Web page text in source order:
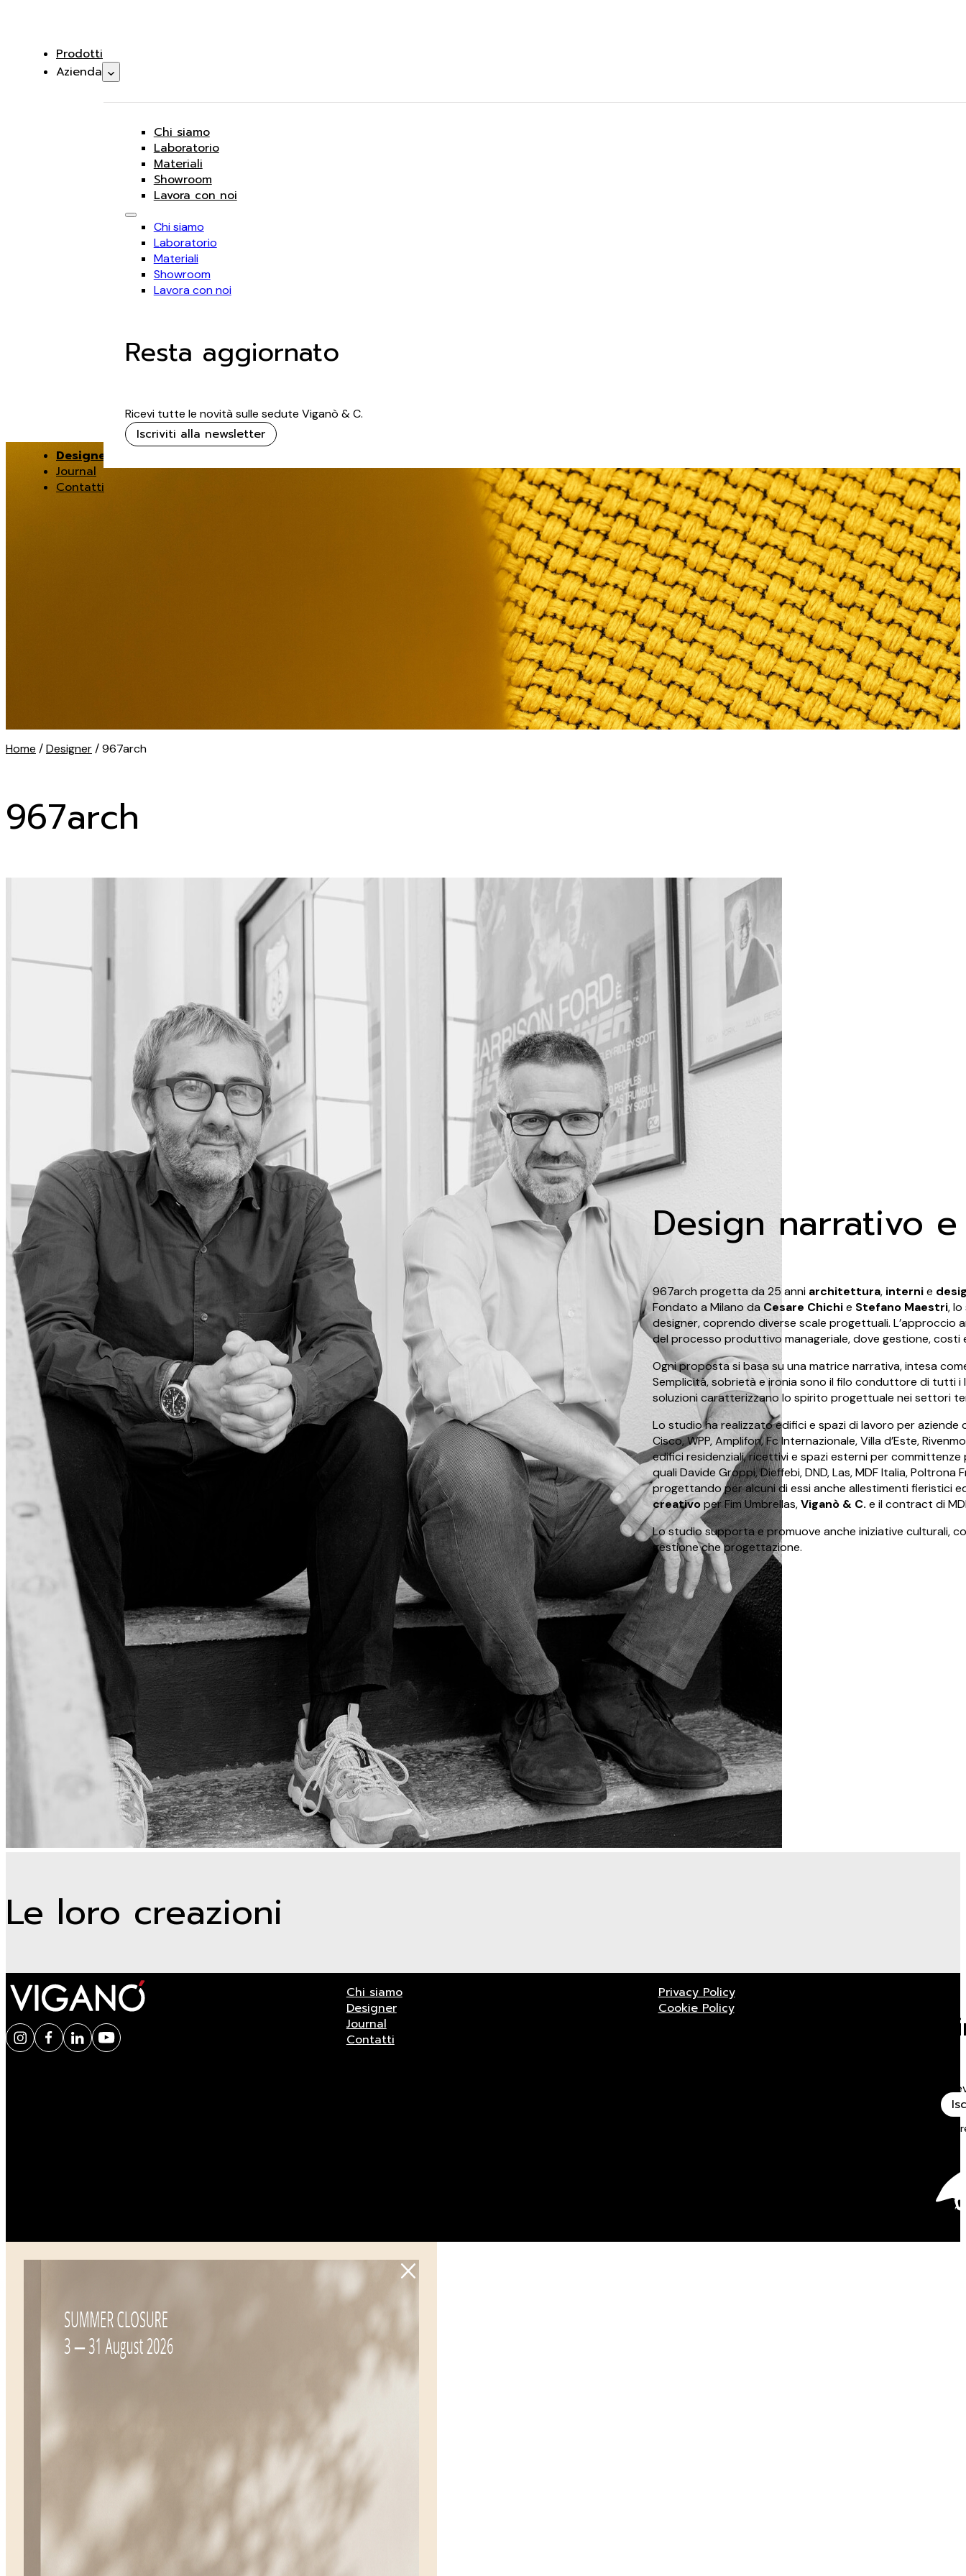
Prodotti
Azienda
Chi siamo
Laboratorio
Materiali
Showroom
Lavora con noi
Chi siamo
Laboratorio
Materiali
Showroom
Lavora con noi
Resta aggiornato
Ricevi tutte le novità sulle sedute Viganò & C.
Iscriviti alla newsletter
Designer
Journal
Contatti
Home /Designer/ 967arch
967arch
Design narrativo
967arch progetta da 25 anni architettura, internie
Fondato a Milano da Cesare Chichie Stefano Maestri,
designer, coprendo diverse scale progettuali.
del processo produttivo manageriale, dove gestione,
Ogni proposta si basa su una matrice narrativa, intesa
Semplicità, sobrietà e ironia sono il filo conduttore di tutti i
soluzioni caratterizzano lo spirito progettuale nei settori
Lo studio ha realizzato edifici e spazi di lavoro per aziende
Cisco, WPP, Amplifon, Fc Internazionale, Villa d’Este,
edifici residenziali, ricettivi e spazi esterni per
quali Davide Groppi, Dieffebi, DND, Las, MDF Italia, Poltrona
progettando per alcuni di essi anche allestimenti fieristici
creativoper Fim Umbrellas,Viganò & C. e il contract di
Lo studio supporta e promuove anche iniziative culturali,
gestione che progettazione.
Le loro creazioni
Chi siamo
Designer
Journal
Contatti
Privacy Policy
Cookie Policy